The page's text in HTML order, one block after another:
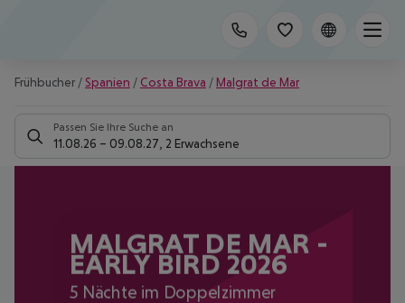
Frühbucher / Spanien / Costa Brava / Malgrat de Mar
Passen Sie Ihre Suche an
11.08.26 – 09.08.27 2 Erwachsene
MALGRAT DE MAR -
EARLY BIRD 2026
5 Nächte im Doppelzimmer